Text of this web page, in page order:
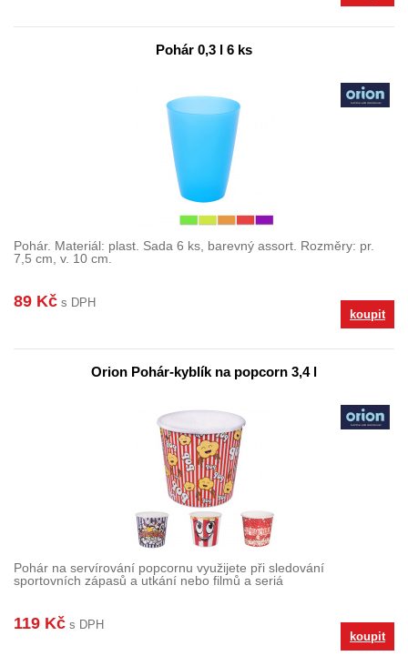
Pohár 0,3 l 6 ks
Pohár. Materiál: plast. Sada 6 ks, barevný assort. Rozměry: pr.
7,5 cm, v. 10 cm.
89 Kč s DPH
koupit
Orion Pohár-kyblík na popcorn 3,4 l
Pohár na servírování popcornu využijete při sledování
sportovních zápasů a utkání nebo filmů a seriá
119 Kč s DPH
koupit